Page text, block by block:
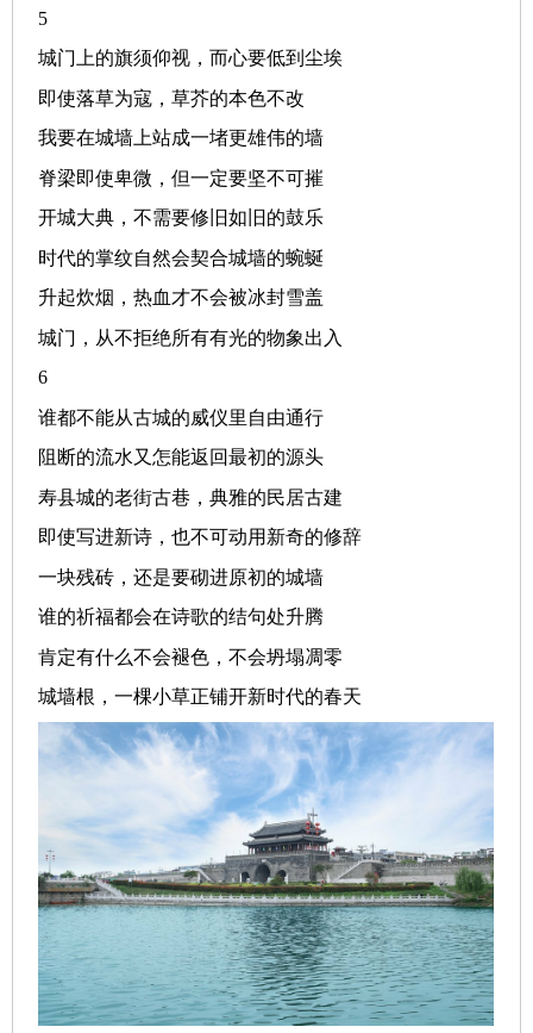
5
城门上的旗须仰视，而心要低到尘埃
即使落草为寇，草芥的本色不改
我要在城墙上站成一堵更雄伟的墙
脊梁即使卑微，但一定要坚不可摧
开城大典，不需要修旧如旧的鼓乐
时代的掌纹自然会契合城墙的蜿蜒
升起炊烟，热血才不会被冰封雪盖
城门，从不拒绝所有有光的物象出入
6
谁都不能从古城的威仪里自由通行
阻断的流水又怎能返回最初的源头
寿县城的老街古巷，典雅的民居古建
即使写进新诗，也不可动用新奇的修辞
一块残砖，还是要砌进原初的城墙
谁的祈福都会在诗歌的结句处升腾
肯定有什么不会褪色，不会坍塌凋零
城墙根，一棵小草正铺开新时代的春天